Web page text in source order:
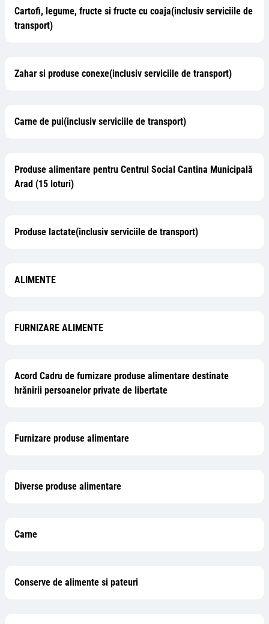
Cartofi, legume, fructe si fructe cu coaja(inclusiv serviciile de
transport)
Zahar si produse conexe(inclusiv serviciile de transport)
Carne de pui(inclusiv serviciile de transport)
Produse alimentare pentru Centrul Social Cantina Municipală
Arad (15 loturi)
Produse lactate(inclusiv serviciile de transport)
ALIMENTE
FURNIZARE ALIMENTE
Acord Cadru de furnizare produse alimentare destinate
hrănirii persoanelor private de libertate
Furnizare produse alimentare
Diverse produse alimentare
Carne
Conserve de alimente si pateuri